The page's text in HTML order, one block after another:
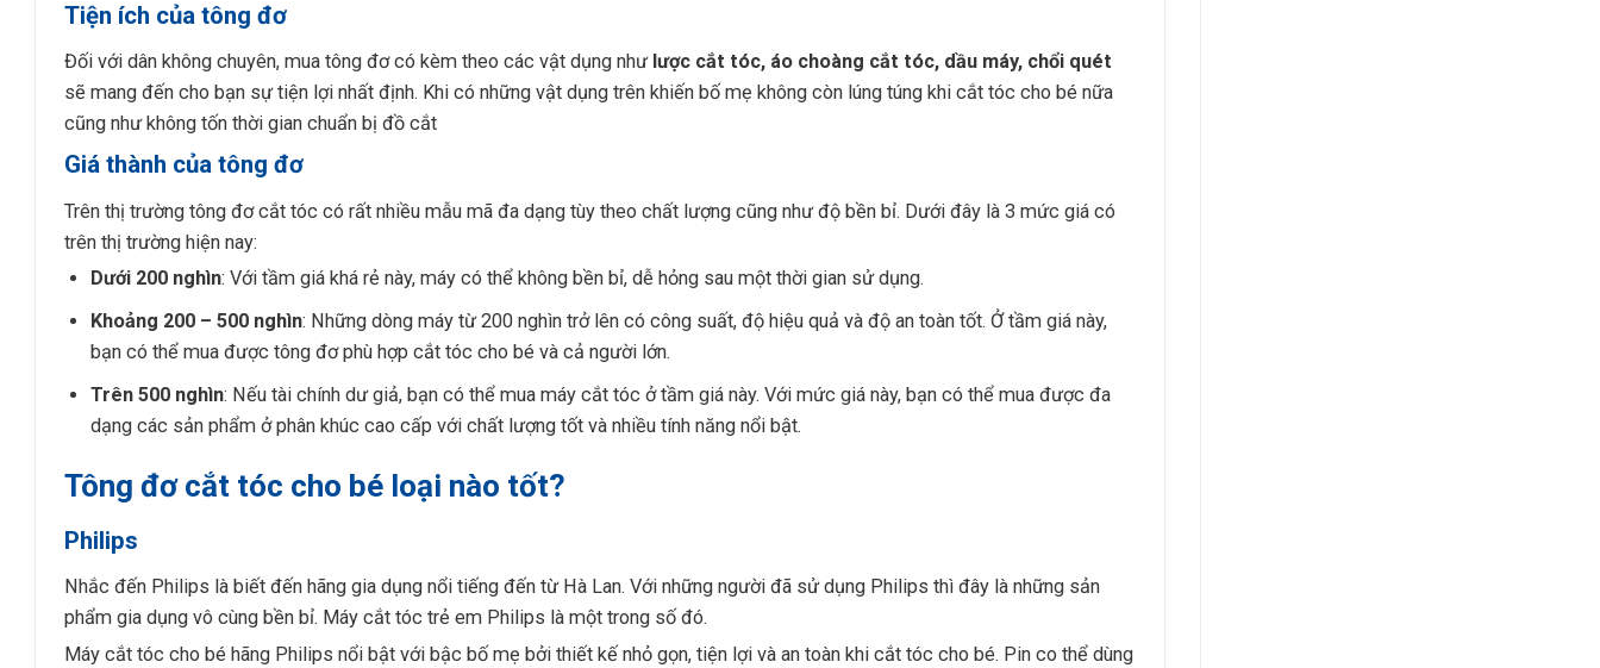
Tiện ích của tông đơ
Đối với dân không chuyên, mua tông đơ có kèm theo các vật dụng như lược cắt tóc, áo choàng cắt tóc, dầu máy, chổi quét
sẽ mang đến cho bạn sự tiện lợi nhất định. Khi có những vật dụng trên khiến bố mẹ không còn lúng túng khi cắt tóc cho bé nữa
cũng như không tốn thời gian chuẩn bị đồ cắt
Giá thành của tông đơ
Trên thị trường tông đơ cắt tóc có rất nhiều mẫu mã đa dạng tùy theo chất lượng cũng như độ bền bỉ. Dưới đây là 3 mức giá có
trên thị trường hiện nay:
Dưới 200 nghìn: Với tầm giá khá rẻ này, máy có thể không bền bỉ, dễ hỏng sau một thời gian sử dụng.
Khoảng 200 – 500 nghìn: Những dòng máy từ 200 nghìn trở lên có công suất, độ hiệu quả và độ an toàn tốt. Ở tầm giá này,
bạn có thể mua được tông đơ phù hợp cắt tóc cho bé và cả người lớn.
Trên 500 nghìn: Nếu tài chính dư giả, bạn có thể mua máy cắt tóc ở tầm giá này. Với mức giá này, bạn có thể mua được đa
dạng các sản phẩm ở phân khúc cao cấp với chất lượng tốt và nhiều tính năng nổi bật.
Tông đơ cắt tóc cho bé loại nào tốt?
Philips
Nhắc đến Philips là biết đến hãng gia dụng nổi tiếng đến từ Hà Lan. Với những người đã sử dụng Philips thì đây là những sản
phẩm gia dụng vô cùng bền bỉ. Máy cắt tóc trẻ em Philips là một trong số đó.
Máy cắt tóc cho bé hãng Philips nổi bật với bậc bố mẹ bởi thiết kế nhỏ gọn, tiện lợi và an toàn khi cắt tóc cho bé. Pin co thể dùng